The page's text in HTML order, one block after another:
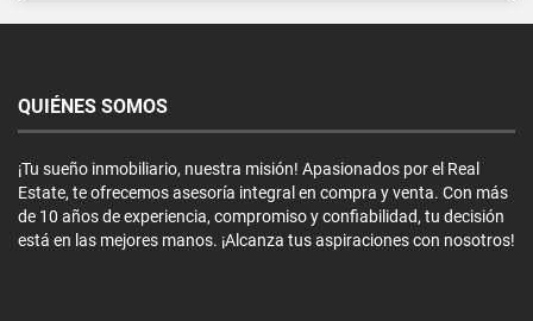
QUIÉNES SOMOS
¡Tu sueño inmobiliario, nuestra misión! Apasionados por el Real
Estate, te ofrecemos asesoría integral en compra y venta. Con más
de 10 años de experiencia, compromiso y confiabilidad, tu decisión
está en las mejores manos. ¡Alcanza tus aspiraciones con nosotros!